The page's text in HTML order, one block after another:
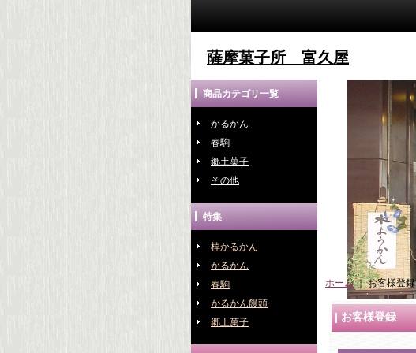
薩摩菓子所 富久屋
商品カテゴリ一覧
かるかん
春駒
郷土菓子
その他
特集
棹かるかん
かるかん
春駒
かるかん饅頭
郷土菓子
ホーム｜お客様登録
お客様登録